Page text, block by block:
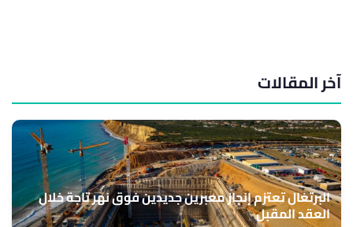
آخر المقالات
البرتغال تعتزم إنجاز معبرين جديدين فوق نهر تاجة خلال
العقد المقبل